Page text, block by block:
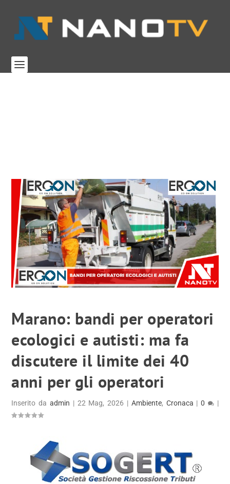
Marano: bandi per operatori
ecologici e autisti: ma fa
discutere il limite dei 40
anni per gli operatori
Inserito da admin | 22 Mag, 2026 | Ambiente, Cronaca |0 |